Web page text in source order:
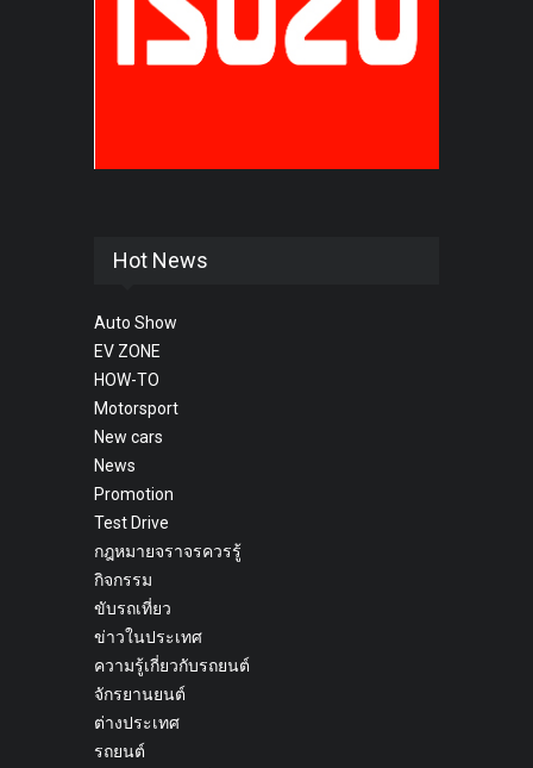
Hot News
Auto Show
EV ZONE
HOW-TO
Motorsport
New cars
News
Promotion
Test Drive
กฎหมายจราจรควรรู้
กิจกรรม
ขับรถเที่ยว
ข่าวในประเทศ
ความรู้เกี่ยวกับรถยนต์
จักรยานยนต์
ต่างประเทศ
รถยนต์